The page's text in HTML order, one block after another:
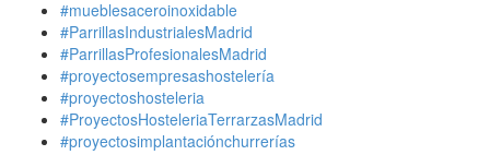
#mueblesaceroinoxidable
#ParrillasIndustrialesMadrid
#ParrillasProfesionalesMadrid
#proyectosempresashostelería
#proyectoshosteleria
#ProyectosHosteleriaTerrarzasMadrid
#proyectosimplantaciónchurrerías